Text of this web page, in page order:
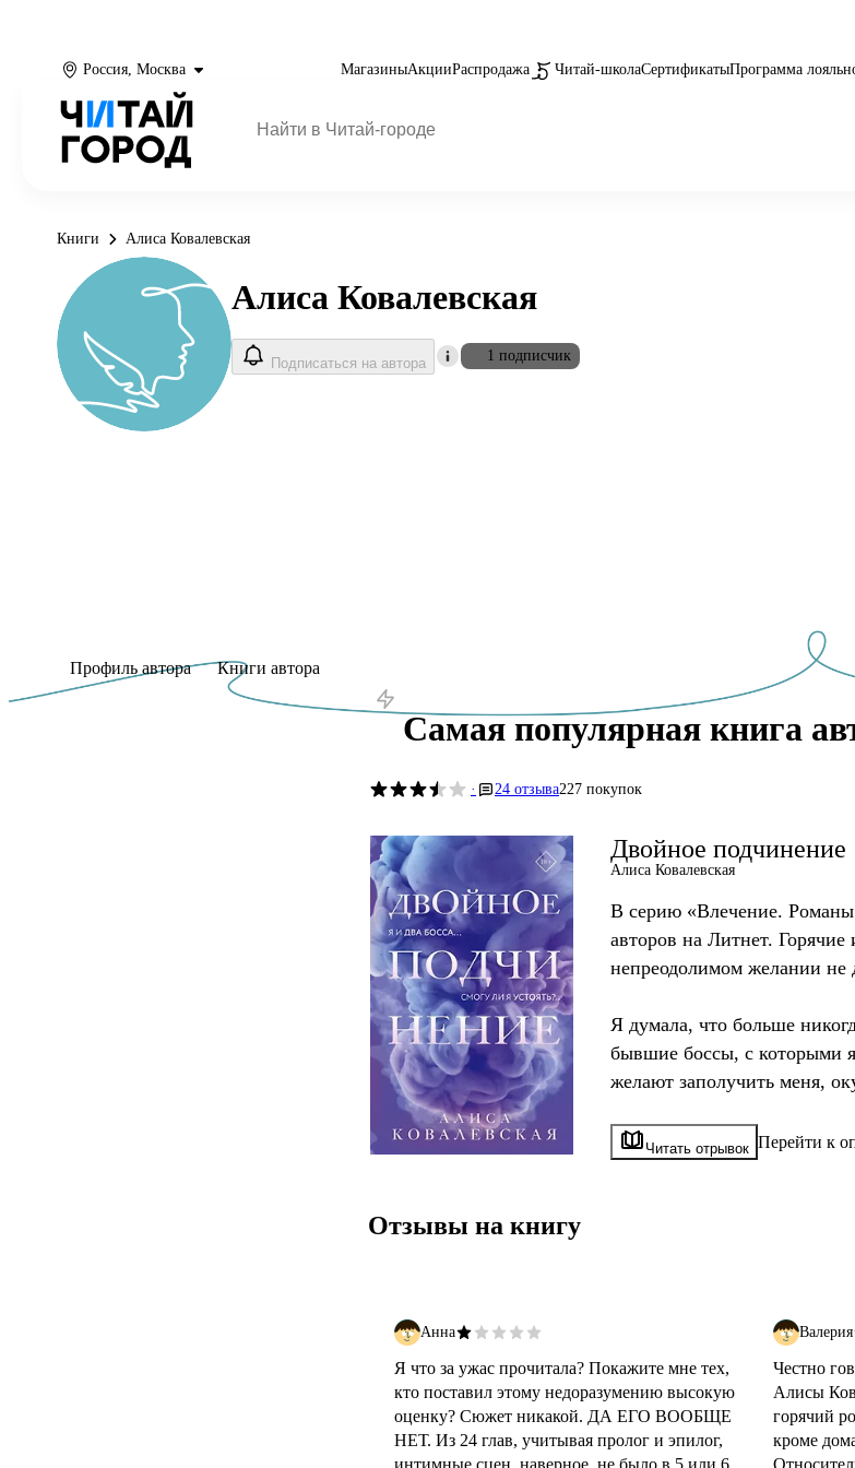
Россия, Москва МагазиныАкцииРаспродажа Читай-школаСертификатыПрограмма
Книги Алиса Ковалевская
Алиса Ковалевская
Подписаться на автора 1 подписчик
Профиль автора Книги автора
Самая популярная книга
· 24 отзыва227 покупок
Двойное подчинение
Алиса Ковалевская
В серию «Влечение.
авторов на Литнет.
непреодолимом желании не
Я думала, что больше
бывшие боссы, с которыми
желают заполучить меня,
Но я буду бороться до
Тайна, которую они
Читать отрывок Перейти к
Отзывы на книгу
Анна
Я что за ужас прочитала? Покажите мне тех,
кто поставил этому недоразумению высокую
оценку? Сюжет никакой. ДА ЕГО ВООБЩЕ
НЕТ. Из 24 глав, учитывая пролог и эпилог,
интимные сцен, наверное, не было в 5 или 6
Валерия
Честно
Алисы
горячий
кроме